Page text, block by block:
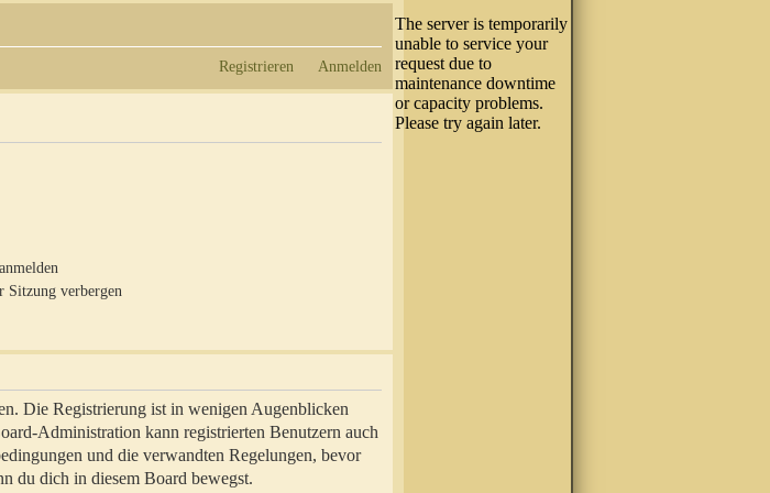
Registrieren Anmelden
Sitzung verbergen
Die Registrierung ist in wenigen Augenblicken
Administration kann registrierten Benutzern auch
und die verwandten Regelungen, bevor
du dich in diesem Board bewegst.